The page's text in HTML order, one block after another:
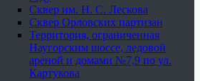
Сквер им. Н. С. Лескова
Сквер Орловских партизан
Территория, ограниченная
Наугорским шоссе, ледовой
ареной и домами №7,9 по ул.
Картукова